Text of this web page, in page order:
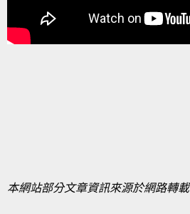
本網站部分文章資訊來源於網路轉載